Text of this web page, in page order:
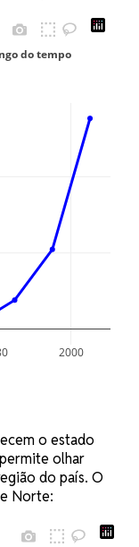
2000
do tempo
o estado
olhar
do país. O
Norte: